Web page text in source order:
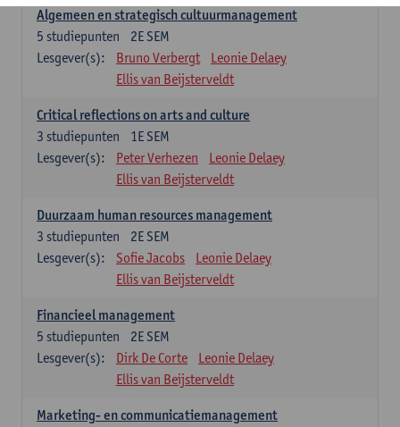
Algemeen en strategisch cultuurmanagement
2E SEM
5 studiepunten
Lesgever(s):
Bruno Verbergt
Leonie Delaey
Ellis van Beijsterveldt
Critical reflections on arts and culture
1E SEM
3 studiepunten
Lesgever(s):
Peter Verhezen
Leonie Delaey
Ellis van Beijsterveldt
Duurzaam human resources management
2E SEM
3 studiepunten
Lesgever(s):
Sofie Jacobs
Leonie Delaey
Ellis van Beijsterveldt
Financieel management
2E SEM
5 studiepunten
Lesgever(s):
Dirk De Corte
Leonie Delaey
Ellis van Beijsterveldt
Marketing- en communicatiemanagement